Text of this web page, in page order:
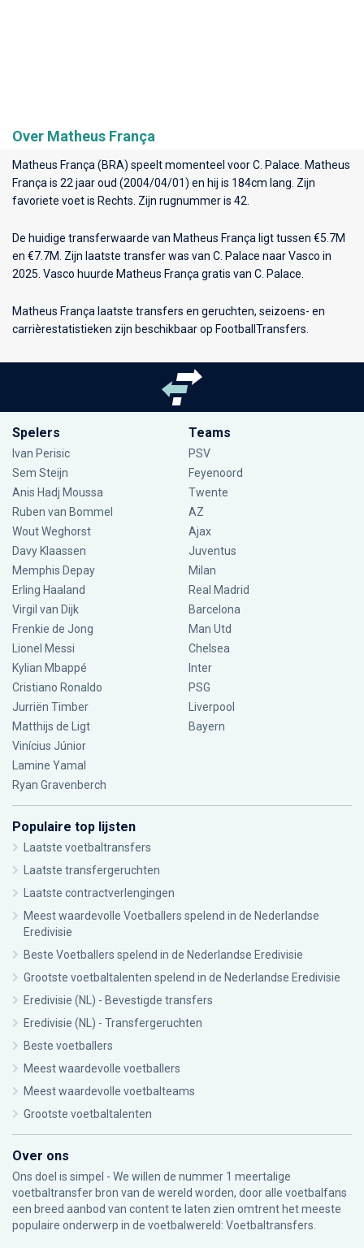
Over Matheus França
Matheus França (BRA) speelt momenteel voorC. Palace . Matheus
França is 22 jaar oud (2004/04/01) en hij is 184cm lang. Zijn
favoriete voet is Rechts. Zijn rugnummer is 42.
De huidige transferwaarde van Matheus França ligt tussen €5.7M
en €7.7M. Zijn laatste transfer was van C. Palace naar Vasco in
2025. Vasco huurde Matheus França gratis van C. Palace.
Matheus França laatste transfers en geruchten, seizoens- en
carrièrestatistieken zijn beschikbaar op FootballTransfers.
Spelers
Ivan Perisic
Sem Steijn
Anis Hadj Moussa
Ruben van Bommel
Wout Weghorst
Davy Klaassen
Memphis Depay
Erling Haaland
Virgil van Dijk
Frenkie de Jong
Lionel Messi
Kylian Mbappé
Cristiano Ronaldo
Jurriën Timber
Matthijs de Ligt
Vinícius Júnior
Lamine Yamal
Ryan Gravenberch
Teams
PSV
Feyenoord
Twente
AZ
Ajax
Juventus
Milan
Real Madrid
Barcelona
Man Utd
Chelsea
Inter
PSG
Liverpool
Bayern
Populaire top lijsten
Laatste voetbaltransfers
Laatste transfergeruchten
Laatste contractverlengingen
Meest waardevolle Voetballers spelend in de Nederlandse
Eredivisie
Beste Voetballers spelend in de Nederlandse Eredivisie
Grootste voetbaltalenten spelend in de Nederlandse Eredivisie
Eredivisie (NL) - Bevestigde transfers
Eredivisie (NL) - Transfergeruchten
Beste voetballers
Meest waardevolle voetballers
Meest waardevolle voetbalteams
Grootste voetbaltalenten
Over ons
Ons doel is simpel - We willen de nummer 1 meertalige
voetbaltransfer bron van de wereld worden, door alle voetbalfans
een breed aanbod van content te laten zien omtrent het meeste
populaire onderwerp in de voetbalwereld: Voetbaltransfers.